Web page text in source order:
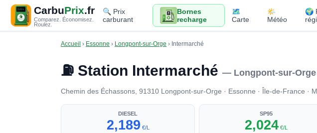
CarbuPrix.fr
Comparez. Économisez.
Roulez.
🔍 Prix
carburant
Bornes
recharge
🗺️
Carte
🌤️
Météo
🌍
Accueil › Essonne › Longpont-sur-Orge › Intermarché
⛽ Station Intermarché — Longpont-sur-Orge
Chemin des Échassons, 91310 Longpont-sur-Orge · Essonne · Île-de-France ·
DIESEL
2,189 €/L
SP95
2,024€/L